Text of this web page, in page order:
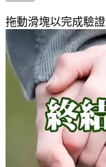
拖動滑塊以完成驗證